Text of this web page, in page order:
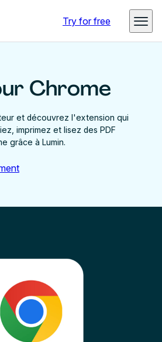
Try for free
Chrome
et découvrez l'extension qui
imprimez et lisez des PDF
grâce à Lumin.